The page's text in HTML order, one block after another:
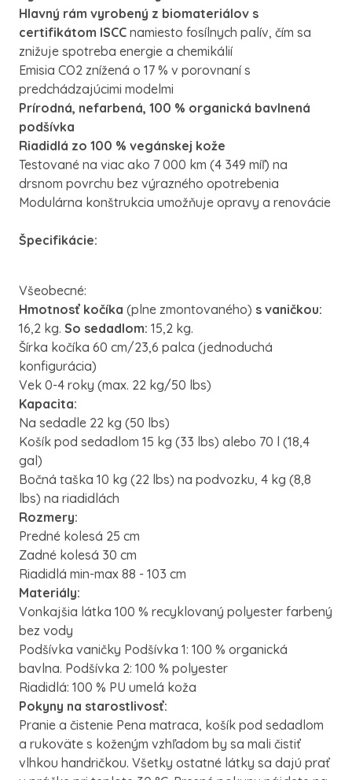
Hlavný rám vyrobený z biomateriálov s
certifikátom ISCC namiesto fosílnych palív, čím sa
znižuje spotreba energie a chemikálií
Emisia CO2 znížená o 17 % v porovnaní s
predchádzajúcimi modelmi
Prírodná, nefarbená, 100 % organická bavlnená
podšívka
Riadidlá zo 100 % vegánskej kože
Testované na viac ako 7 000 km (4 349 míľ) na
drsnom povrchu bez výrazného opotrebenia
Modulárna konštrukcia umožňuje opravy a renovácie
Špecifikácie:
Všeobecné:
Hmotnosť kočíka (plne zmontovaného) s vaničkou:
16,2 kg. So sedadlom: 15,2 kg.
Šírka kočíka 60 cm/23,6 palca (jednoduchá
konfigurácia)
Vek 0-4 roky (max. 22 kg/50 lbs)
Kapacita:
Na sedadle 22 kg (50 lbs)
Košík pod sedadlom 15 kg (33 lbs) alebo 70 l (18,4
gal)
Bočná taška 10 kg (22 lbs) na podvozku, 4 kg (8,8
lbs) na riadidlách
Rozmery:
Predné kolesá 25 cm
Zadné kolesá 30 cm
Riadidlá min-max 88 - 103 cm
Materiály:
Vonkajšia látka 100 % recyklovaný polyester farbený
bez vody
Podšívka vaničky Podšívka 1: 100 % organická
bavlna. Podšívka 2: 100 % polyester
Riadidlá: 100 % PU umelá koža
Pokyny na starostlivosť:
Pranie a čistenie Pena matraca, košík pod sedadlom
a rukoväte s koženým vzhľadom by sa mali čistiť
vlhkou handričkou. Všetky ostatné látky sa dajú prať